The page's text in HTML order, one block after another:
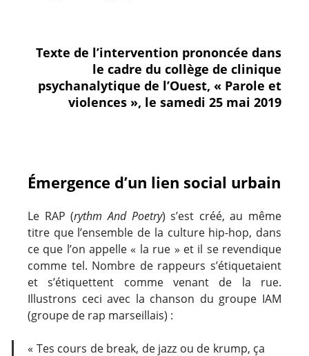
Texte de l’intervention prononcée dans
le cadre du collège de clinique
psychanalytique de l’Ouest, « Parole et
violences », le samedi 25 mai 2019
Émergence d’un lien social urbain
Le RAP (rythm And Poetry) s’est créé, au même
titre que l’ensemble de la culture hip-hop, dans
ce que l’on appelle « la rue » et il se revendique
comme tel. Nombre de rappeurs s’étiquetaient
et s’étiquettent comme venant de la rue.
Illustrons ceci avec la chanson du groupe IAM
(groupe de rap marseillais) :
« Tes cours de break, de jazz ou de krump, ça